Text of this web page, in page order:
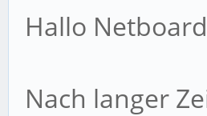
Hallo
Nach langer